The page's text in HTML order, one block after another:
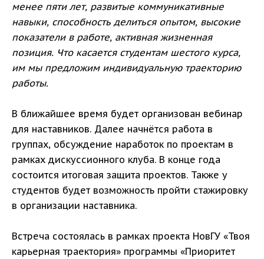
менее пяти лет, развитые коммуникативные
навыки, способность делиться опытом, высокие
показатели в работе, активная жизненная
позиция. Что касается студентам шестого курса,
им мы предложим индивидуальную траекторию
работы.
В ближайшее время будет организован вебинар
для наставников. Далее начнётся работа в
группах, обсуждение наработок по проектам в
рамках дискуссионного клуба. В конце года
состоится итоговая защита проектов. Также у
студентов будет возможность пройти стажировку
в организации наставника.
Встреча состоялась в рамках проекта НовГУ «Твоя
карьерная траектория» программы «Приоритет